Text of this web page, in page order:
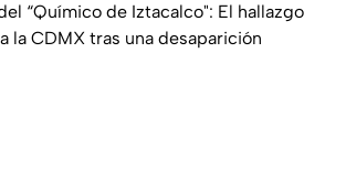
“Químico de Iztacalco": El hallazgo
la CDMX tras una desaparición